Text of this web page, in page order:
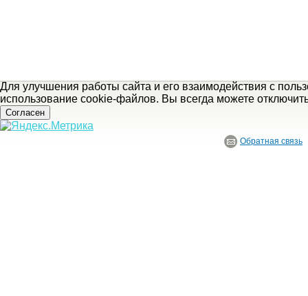
Для улучшения работы сайта и его взаимодействия с
использование cookie-файлов. Вы всегда можете
Согласен
Обратная связь